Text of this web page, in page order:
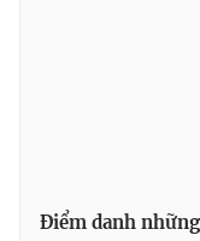
Điểm danh